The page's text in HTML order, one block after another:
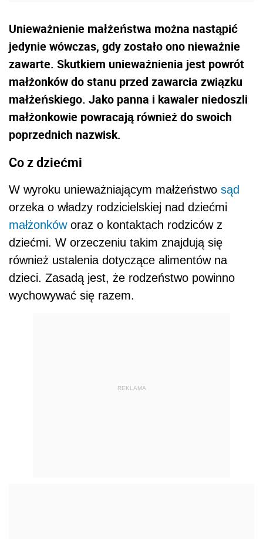
Unieważnienie małżeństwa można nastąpić
jedynie wówczas, gdy zostało ono nieważnie
zawarte. Skutkiem unieważnienia jest powrót
małżonków do stanu przed zawarcia związku
małżeńskiego. Jako panna i kawaler niedoszli
małżonkowie powracają również do swoich
poprzednich nazwisk.
Co z dziećmi
W wyroku unieważniającym małżeństwo sąd
orzeka o władzy rodzicielskiej nad dziećmi
małżonkóworaz o kontaktach rodziców z
dziećmi. W orzeczeniu takim znajdują się
również ustalenia dotyczące alimentów na
dzieci. Zasadą jest, że rodzeństwo powinno
wychowywać się razem.
REKLAMA